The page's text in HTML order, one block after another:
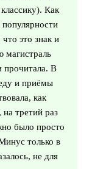
Как
это знак и
магистраль
прочитала. В
и приёмы
как
третий раз
было просто
только в
не для